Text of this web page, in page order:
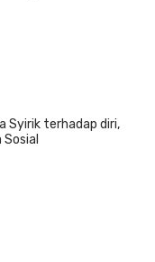
Syirik terhadap diri,